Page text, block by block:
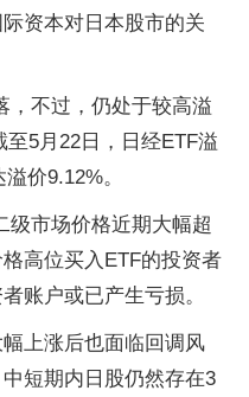
资本对日本股市的关
，不过，仍处于较高溢
5月22日，日经ETF溢
价9.12%。
级市场价格近期大幅超
高位买入ETF的投资者
账户或已产生亏损。
上涨后也面临回调风
短期内日股仍然存在3